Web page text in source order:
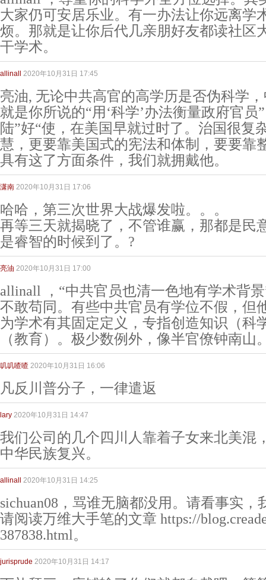
大家仍可安居乐业。有一办法让你远离学
烦。那就是让你后代几亲朋好友都读社区
干学术。
allinall 2020年10月31日 17:45
亮油, 无论中共高官的高学历是否伪科学
就是你所说的“用‘科学’办法衡量政府官员
陆”好“使，在美国早就过时了。治国很复
慧，更要靠美国式的宪法和体制，要要靠
具有这了方面条件，我们就拥戴他。
潇南 2020年10月31日 17:06
哈哈，第三次世界大战爆发啦。。。
再等三天就揭晓了，不管谁赢，那都是民
是睿智的时候到了。?
亮油 2020年10月31日 17:00
allinall ，“中共官员也清一色地有学术背
不敢苟同。有些中共官员有学位不假，但
为学术有其固定定义，专指创造知识（科
（教育）。极少数例外，像半官僚钟南山
叽叽喳喳 2020年10月31日 16:06
凡反川普分子，一律遣返
lary 2020年10月31日 14:47
我们公司的几个四川人靠着子女来北美混
中华民族复兴。
allinall 2020年10月31日 14:25
sichuan08，骂谁无脑都没用。请看事实
请阅读万维大手笔的文章 https://
387838.html。
jurisprude 2020年10月31日 14:17